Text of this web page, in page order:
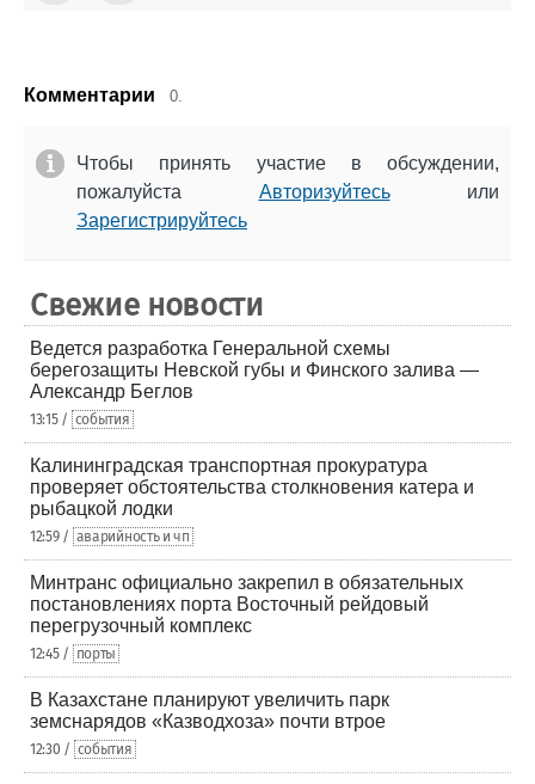
Комментарии 0.
Чтобы принять участие в обсуждении,
пожалуйста Авторизуйтесьили
Зарегистрируйтесь
Свежие новости
Ведется разработка Генеральной схемы
берегозащиты Невской губы и Финского залива —
Александр Беглов
13:15 / события
Калининградская транспортная прокуратура
проверяет обстоятельства столкновения катера и
рыбацкой лодки
12:59 / аварийность и чп
Минтранс официально закрепил в обязательных
постановлениях порта Восточный рейдовый
перегрузочный комплекс
12:45 / порты
В Казахстане планируют увеличить парк
земснарядов «Казводхоза» почти втрое
12:30 / события